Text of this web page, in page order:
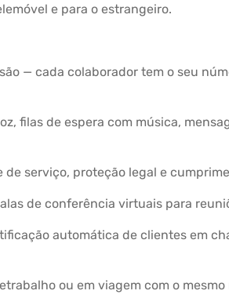
e para o estrangeiro.
— cada colaborador tem o seu
filas de espera com música,
serviço, proteção legal e
de conferência virtuais para
automática de clientes em
ou em viagem com o